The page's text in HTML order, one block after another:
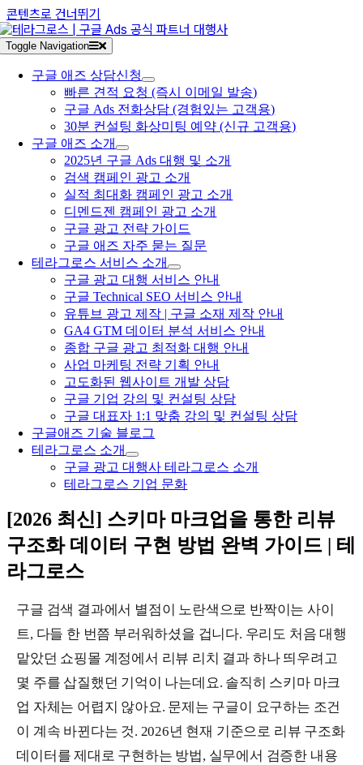
콘텐츠로 건너뛰기
Toggle Navigation
구글 애즈 상담신청
빠른 견적 요청 (즉시 이메일 발송)
구글 Ads 전화상담 (경험있는 고객용)
30분 컨설팅 화상미팅 예약 (신규 고객용)
구글 애즈 소개
2025년 구글 Ads 대행 및 소개
검색 캠페인 광고 소개
실적 최대화 캠페인 광고 소개
디멘드젠 캠페인 광고 소개
구글 광고 전략 가이드
구글 애즈 자주 묻는 질문
테라그로스 서비스 소개
구글 광고 대행 서비스 안내
구글 Technical SEO 서비스 안내
유튜브 광고 제작 | 구글 소재 제작 안내
GA4 GTM 데이터 분석 서비스 안내
종합 구글 광고 최적화 대행 안내
사업 마케팅 전략 기획 안내
고도화된 웹사이트 개발 상담
구글 기업 강의 및 컨설팅 상담
구글 대표자 1:1 맞춤 강의 및 컨설팅 상담
구글애즈 기술 블로그
테라그로스 소개
구글 광고 대행사 테라그로스 소개
테라그로스 기업 문화
[2026 최신] 스키마 마크업을 통한 리뷰
구조화 데이터 구현 방법 완벽 가이드 | 테
라그로스
구글 검색 결과에서 별점이 노란색으로 반짝이는 사이
트, 다들 한 번쯤 부러워하셨을 겁니다. 우리도 처음 대행
맡았던 쇼핑몰 계정에서 리뷰 리치 결과 하나 띄우려고
몇 주를 삽질했던 기억이 나는데요. 솔직히 스키마 마크
업 자체는 어렵지 않아요. 문제는 구글이 요구하는 조건
이 계속 바뀐다는 것. 2026년 현재 기준으로 리뷰 구조화
데이터를 제대로 구현하는 방법, 실무에서 검증한 내용